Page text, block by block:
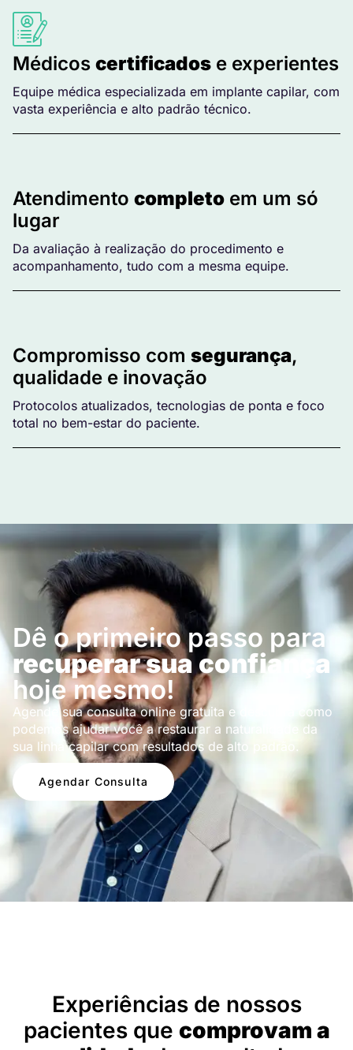
Médicos certificados e experientes
Equipe médica especializada em implante capilar, com
vasta experiência e alto padrão técnico.
Atendimento completo em um só
lugar
Da avaliação à realização do procedimento e
acompanhamento, tudo com a mesma equipe.
Compromisso com segurança,
qualidade e inovação
Protocolos atualizados, tecnologias de ponta e foco
total no bem-estar do paciente.
Dê o primeiro passo para
recuperar sua confiança
hoje mesmo!
Agende sua consulta online gratuita e descubra como
podemos ajudar você a restaurar a naturalidade da
sua linha capilar com resultados de alto padrão.
Agendar Consulta
Experiências de nossos
pacientes que comprovam a